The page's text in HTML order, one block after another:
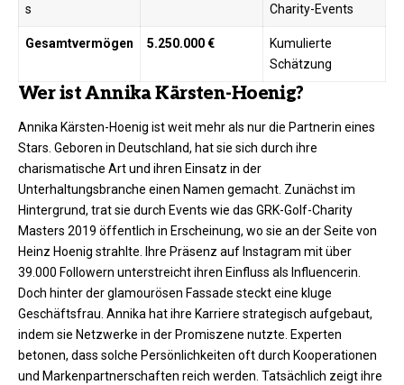
s
Charity-Events ​
Gesamtvermögen 5.250.000 €
Kumulierte
Schätzung
Wer ist Annika Kärsten-Hoenig?
Annika Kärsten-Hoenig ist weit mehr als nur die Partnerin eines
Stars. Geboren in Deutschland, hat sie sich durch ihre
charismatische Art und ihren Einsatz in der
Unterhaltungsbranche einen Namen gemacht. Zunächst im
Hintergrund, trat sie durch Events wie das GRK-Golf-Charity
Masters 2019 öffentlich in Erscheinung, wo sie an der Seite von
Heinz Hoenig strahlte. Ihre Präsenz auf Instagram mit über
39.000 Followern unterstreicht ihren Einfluss als Influencerin.​
Doch hinter der glamourösen Fassade steckt eine kluge
Geschäftsfrau. Annika hat ihre Karriere strategisch aufgebaut,
indem sie Netzwerke in der Promiszene nutzte. Experten
betonen, dass solche Persönlichkeiten oft durch Kooperationen
und Markenpartnerschaften reich werden. Tatsächlich zeigt ihre